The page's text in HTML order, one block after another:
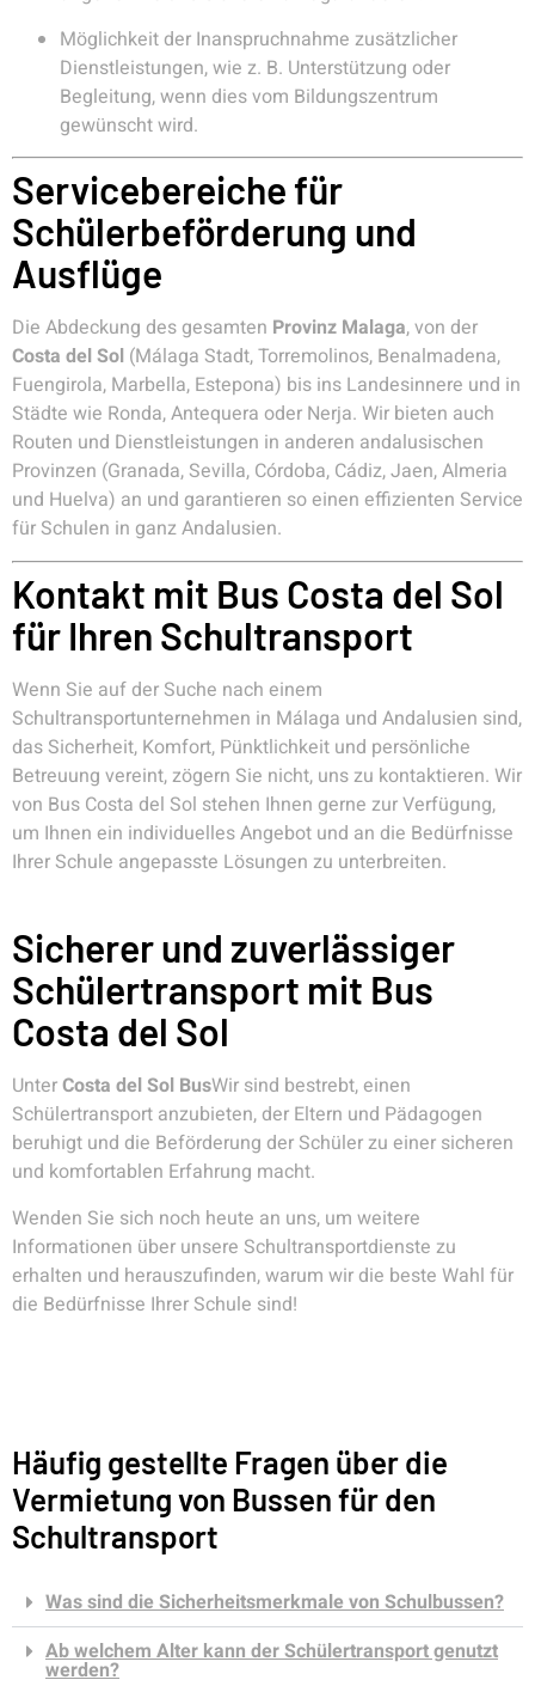
Möglichkeit der Inanspruchnahme zusätzlicher
Dienstleistungen, wie z. B. Unterstützung oder
Begleitung, wenn dies vom Bildungszentrum
gewünscht wird.
Servicebereiche für
Schülerbeförderung und
Ausflüge
Die Abdeckung des gesamten Provinz Malaga, von der
Costa del Sol (Málaga Stadt, Torremolinos, Benalmadena,
Fuengirola, Marbella, Estepona) bis ins Landesinnere und in
Städte wie Ronda, Antequera oder Nerja. Wir bieten auch
Routen und Dienstleistungen in anderen andalusischen
Provinzen (Granada, Sevilla, Córdoba, Cádiz, Jaen, Almeria
und Huelva) an und garantieren so einen effizienten Service
für Schulen in ganz Andalusien.
Kontakt mit Bus Costa del Sol
für Ihren Schultransport
Wenn Sie auf der Suche nach einem
Schultransportunternehmen in Málaga und Andalusien sind,
das Sicherheit, Komfort, Pünktlichkeit und persönliche
Betreuung vereint, zögern Sie nicht, uns zu kontaktieren. Wir
von Bus Costa del Sol stehen Ihnen gerne zur Verfügung,
um Ihnen ein individuelles Angebot und an die Bedürfnisse
Ihrer Schule angepasste Lösungen zu unterbreiten.
Sicherer und zuverlässiger
Schülertransport mit Bus
Costa del Sol
UnterCosta del Sol BusWir sind bestrebt, einen
Schülertransport anzubieten, der Eltern und Pädagogen
beruhigt und die Beförderung der Schüler zu einer sicheren
und komfortablen Erfahrung macht.
Wenden Sie sich noch heute an uns, um weitere
Informationen über unsere Schultransportdienste zu
erhalten und herauszufinden, warum wir die beste Wahl für
die Bedürfnisse Ihrer Schule sind!
Häufig gestellte Fragen über die
Vermietung von Bussen für den
Schultransport
Was sind die Sicherheitsmerkmale von Schulbussen?
Ab welchem Alter kann der Schülertransport genutzt
werden?